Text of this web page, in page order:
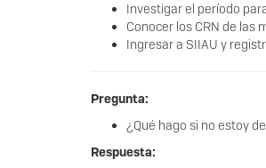
Investigar el período
Conocer los CRN de las
Ingresar a SIIAU y
Pregunta:
¿Qué hago si no estoy
Respuesta: